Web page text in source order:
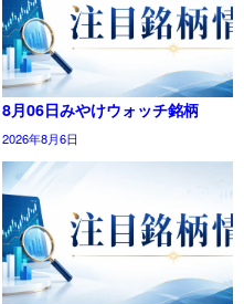
8月06日みやけウォッチ銘柄
2026年8月6日